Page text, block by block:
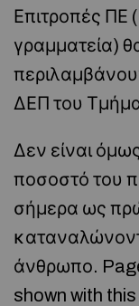
Επιτροπές ΠΕ
γραμματεία)
ΔΕΠ του
Δεν είναι
ποσοστό του
σήμερα ως
άνθρωπο.
shown with